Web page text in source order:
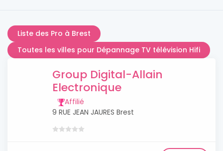
Liste des Pro à Brest
Toutes les villes pour Dépannage TV télévision Hifi
Group Digital-Allain
Electronique
Affilié
9 RUE JEAN JAURES Brest